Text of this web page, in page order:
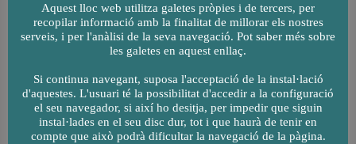
Aquest lloc web utilitza galetes pròpies i de tercers, per
recopilar informació amb la finalitat de millorar els nostres
serveis, i per l'anàlisi de la seva navegació. Pot saber més sobre
les galetes en aquest enllaç.
Si continua navegant, suposa l'acceptació de la instal·lació
d'aquestes. L'usuari té la possibilitat d'accedir a la configuració
el seu navegador, si així ho desitja, per impedir que siguin
instal·lades en el seu disc dur, tot i que haurà de tenir en
compte que això podrà dificultar la navegació de la pàgina.